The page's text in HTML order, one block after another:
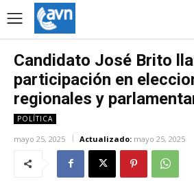
Candidato José Brito
participación en
regionales y
POLÍTICA
mayo 25, 2025 Actualizado: mayo 25, 2025